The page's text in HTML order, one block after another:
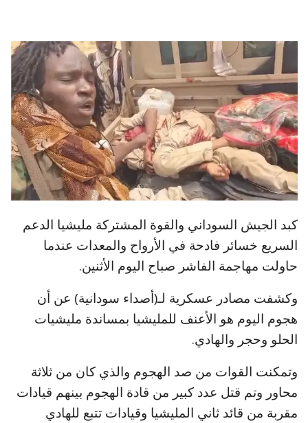
كبد الجيش السوداني والقوة المشتركة مليشيا الدعم
السريع خسائر فادحة في الأرواح والمعدات عندما
حاولت مهاجمة الفاشر صباح اليوم الأثنين.
وكشفت مصادر عسكرية لـ(أصداء سودانية) عن أن
هجوم اليوم هو الأعنف للمليشيا بمساندة مليشيات
الحلو وحجر والهادي.
وتمكنت القوات من صد الهجوم والذي كان من ثلاثة
محاور وتم قتل عدد كبير من قادة الهجوم بينهم قيادات
مقربة من قائد ثاني المليشيا وقيادات تتبع للهادي